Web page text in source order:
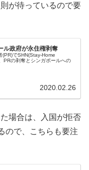
が待っているので要
ル政府が永住権剥奪
(PR)でSHN(Stay-Home
PRの剥奪とシンガポールへの
2020.02.26
場合は、入国が拒否
ので、こちらも要注